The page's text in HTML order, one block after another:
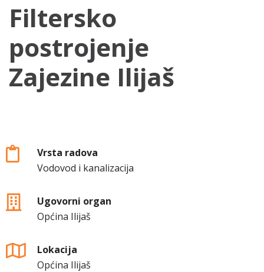
Filtersko
postrojenje
Zajezine Ilijaš
Vrsta radova
Vodovod i kanalizacija
Ugovorni organ
Općina Ilijaš
Lokacija
Općina Ilijaš